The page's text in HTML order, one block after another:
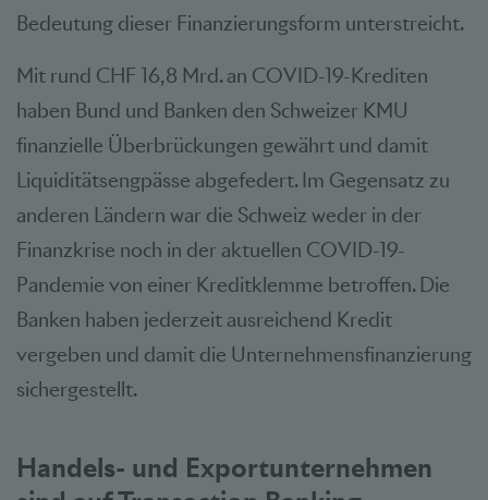
Bedeutung dieser Finanzierungsform unterstreicht.
Mit rund CHF 16,8 Mrd. an COVID-19-Krediten
haben Bund und Banken den Schweizer KMU
finanzielle Überbrückungen gewährt und damit
Liquiditätsengpässe abgefedert. Im Gegensatz zu
anderen Ländern war die Schweiz weder in der
Finanzkrise noch in der aktuellen COVID-19-
Pandemie von einer Kreditklemme betroffen. Die
Banken haben jederzeit ausreichend Kredit
vergeben und damit die Unternehmensfinanzierung
sichergestellt.
Handels- und Exportunternehmen